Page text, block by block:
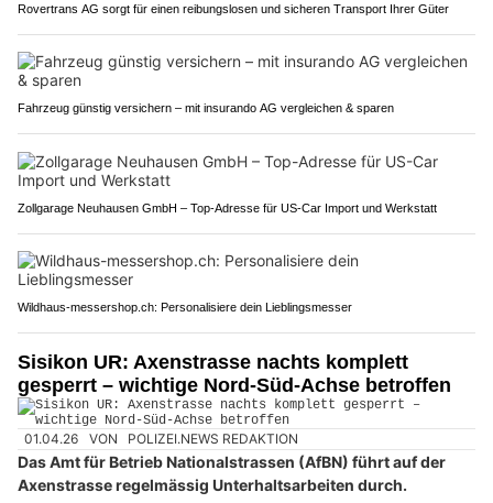
Rovertrans AG sorgt für einen reibungslosen und sicheren Transport Ihrer Güter
Fahrzeug günstig versichern – mit insurando AG vergleichen & sparen
Zollgarage Neuhausen GmbH – Top-Adresse für US-Car Import und Werkstatt
Wildhaus-messershop.ch: Personalisiere dein Lieblingsmesser
Sisikon UR: Axenstrasse nachts komplett
gesperrt – wichtige Nord-Süd-Achse betroffen
01.04.26 VON POLIZEI.NEWS REDAKTION
Das Amt für Betrieb Nationalstrassen (AfBN) führt auf der
Axenstrasse regelmässig Unterhaltsarbeiten durch.